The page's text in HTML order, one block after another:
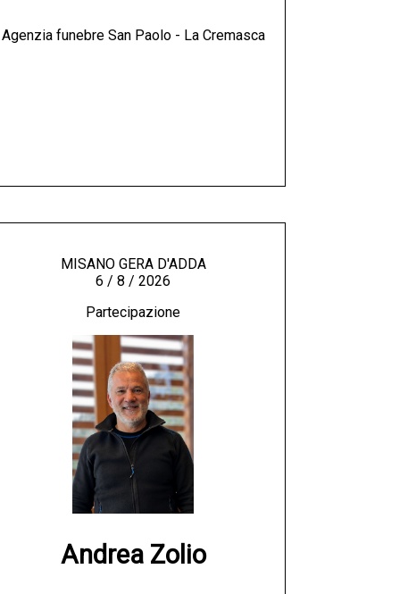
Agenzia funebre San Paolo - La Cremasca
MISANO GERA D'ADDA
6 / 8 / 2026
Partecipazione
Andrea Zolio